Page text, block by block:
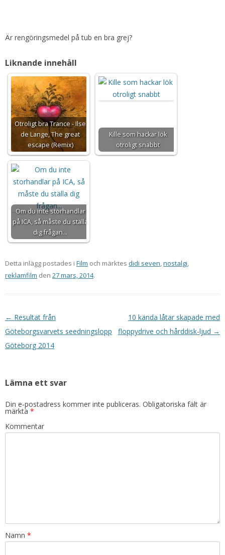
Är rengöringsmedel på tub en bra grej?
Liknande innehåll
Otroligt bra Trance - Ilse
de Lange, The great
escape (Remix)
Kille som hackar lök
otroligt snabbt
Om du inte storhandlar
på ICA, så måste du ställa
dig frågan...
Detta inlägg postades i Film och märktes didi seven,nostalgi,
reklamfilm den 27 mars, 2014.
Inläggsnavigering
← Resultat från
Göteborgsvarvets seedningslopp
Göteborg 2014
10 kända låtar skapade med
floppydrive och hårddisk-ljud →
Lämna ett svar
Din e-postadress kommer inte publiceras. Obligatoriska fält är
märkta *
Kommentar
Namn *